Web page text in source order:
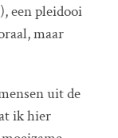
een pleidooi
maar
uit de
ik hier